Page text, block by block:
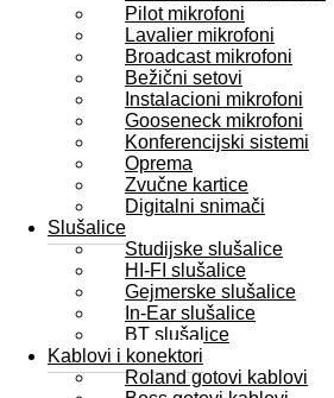
Pilot mikrofoni
Lavalier mikrofoni
Broadcast mikrofoni
Bežični setovi
Instalacioni mikrofoni
Gooseneck mikrofoni
Konferencijski sistemi
Oprema
Zvučne kartice
Digitalni snimači
Slušalice
Studijske slušalice
HI-FI slušalice
Gejmerske slušalice
In-Ear slušalice
BT slušalice
Kablovi i konektori
Roland gotovi kablovi